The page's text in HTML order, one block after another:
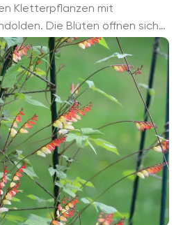
Kletterpflanzen mit
Die Blüten öffnen sich
Farbenspiel von Rot über